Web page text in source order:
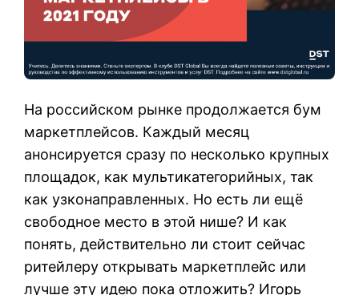
На российском рынке продолжается бум
маркетплейсов. Каждый месяц
анонсируется сразу по несколько крупных
площадок, как мультикатегорийных, так
как узконаправленных. Но есть ли ещё
свободное место в этой нише? И как
понять, действительно ли стоит сейчас
ритейлеру открывать маркетплейс или
лучше эту идею пока отложить? Игорь